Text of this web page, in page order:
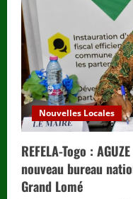
Nouvelles Locales
REFELA-Togo :
nouveau bureau
Grand Lomé